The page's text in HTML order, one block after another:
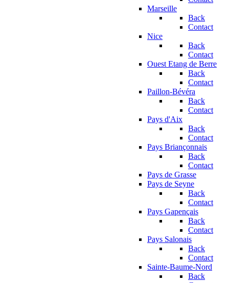
Marseille
Back
Contact
Nice
Back
Contact
Ouest Etang de Berre
Back
Contact
Paillon-Bévéra
Back
Contact
Pays d'Aix
Back
Contact
Pays Briançonnais
Back
Contact
Pays de Grasse
Pays de Seyne
Back
Contact
Pays Gapençais
Back
Contact
Pays Salonais
Back
Contact
Sainte-Baume-Nord
Back